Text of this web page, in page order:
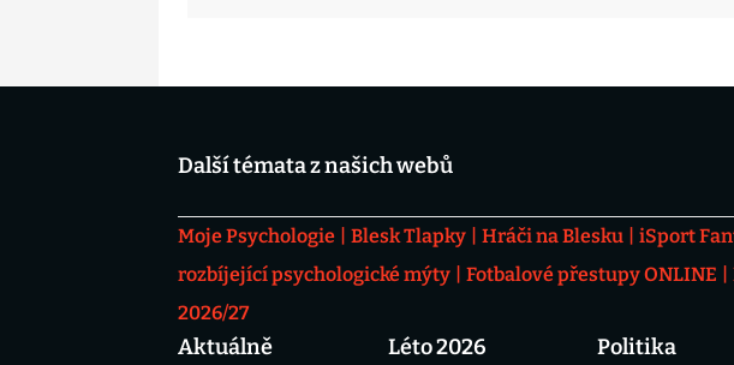
Další témata z našich webů
Moje Psychologie Blesk Tlapky Hráči na Blesku iSport
rozbíjející psychologické mýty
Fotbalové přestupy ONLINE
2026/27
Aktuálně Léto 2026 Politika